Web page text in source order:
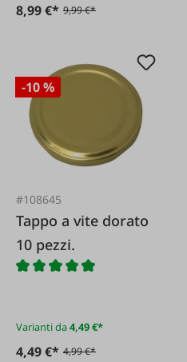
8,99 €* 9,99 €*
-10 %
#108645
Tappo a vite dorato
10 pezzi.
Varianti da4,49 €*
4,49 €* 4,99 €*